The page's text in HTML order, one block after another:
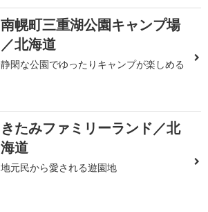
南幌町三重湖公園キャンプ場
／北海道
静閑な公園でゆったりキャンプが楽しめる
きたみファミリーランド／北
海道
地元民から愛される遊園地